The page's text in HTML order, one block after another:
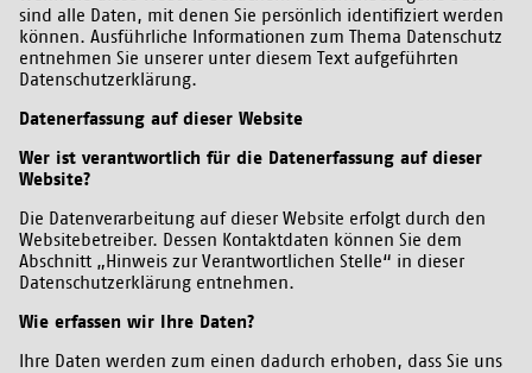
sind alle Daten, mit denen Sie persönlich identifiziert werden
können. Ausführliche Informationen zum Thema Datenschutz
entnehmen Sie unserer unter diesem Text aufgeführten
Datenschutzerklärung.
Datenerfassung auf dieser Website
Wer ist verantwortlich für die Datenerfassung auf dieser
Website?
Die Datenverarbeitung auf dieser Website erfolgt durch den
Websitebetreiber. Dessen Kontaktdaten können Sie dem
Abschnitt „Hinweis zur Verantwortlichen Stelle“ in dieser
Datenschutzerklärung entnehmen.
Wie erfassen wir Ihre Daten?
Ihre Daten werden zum einen dadurch erhoben, dass Sie uns